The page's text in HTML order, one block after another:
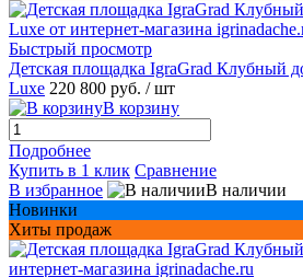
Быстрый просмотр
Детская площадка IgraGrad Клубный
Luxe 220 800 руб. / шт
В корзину
Подробнее
Купить в 1 клик Сравнение
В избранное
В наличии
Новинки
Хиты продаж